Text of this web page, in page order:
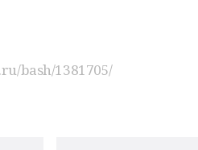
bash/1381705/